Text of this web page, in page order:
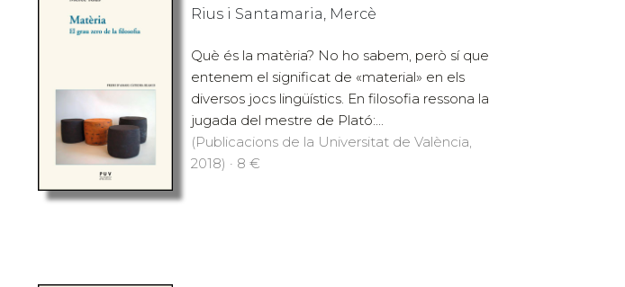
Rius i Santamaria, Mercè
Què és la matèria? No ho sabem, però sí que
entenem el significat de «material» en els
diversos jocs lingüístics. En filosofia ressona la
jugada del mestre de Plató:...
(Publicacions de la Universitat de València,
2018) · 8 €